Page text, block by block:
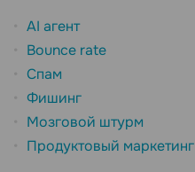
AI агент
Bounce rate
Спам
Фишинг
Мозговой штурм
Продуктовый маркетинг